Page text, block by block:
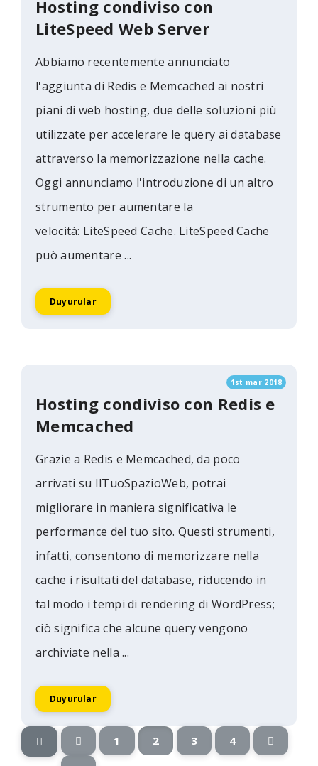
Hosting condiviso con
LiteSpeed Web Server
Abbiamo recentemente annunciato
l'aggiunta di Redis e Memcached ai nostri
piani di web hosting, due delle soluzioni più
utilizzate per accelerare le query ai database
attraverso la memorizzazione nella cache.
Oggi annunciamo l'introduzione di un altro
strumento per aumentare la
velocità: LiteSpeed Cache. LiteSpeed Cache
può aumentare ...
Duyurular
1st mar 2018
Hosting condiviso con Redis e
Memcached
Grazie a Redis e Memcached, da poco
arrivati ​​su IlTuoSpazioWeb, potrai
migliorare in maniera significativa le
performance del tuo sito. Questi strumenti,
infatti, consentono di memorizzare nella
cache i risultati del database, riducendo in
tal modo i tempi di rendering di WordPress;
ciò significa che alcune query vengono
archiviate nella ...
Duyurular
1 2 3 4